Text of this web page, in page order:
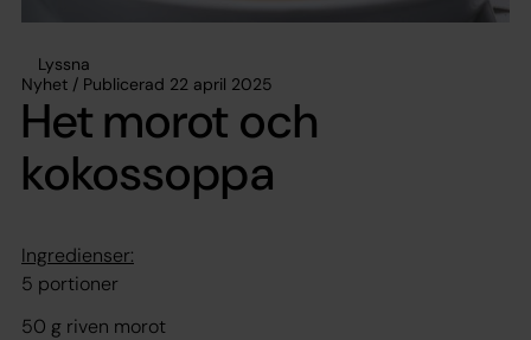
Lyssna
Nyhet / Publicerad 22 april 2025
Het morot och
kokossoppa
Ingredienser:
5 portioner
50 g riven morot